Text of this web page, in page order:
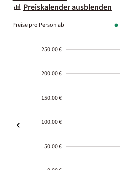
Preiskalender ausblenden
Preise pro Person ab
250.00 €
200.00 €
150.00 €
100.00 €
50.00 €